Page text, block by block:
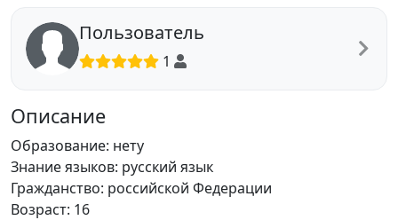
Пользователь
1
Описание
Образование: нету
Знание языков: русский язык
Гражданство: российской Федерации
Возраст: 16